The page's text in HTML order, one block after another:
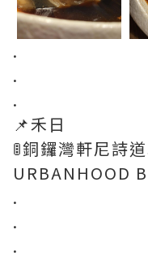
.
.
.
📌禾日
🚦銅鑼灣軒尼詩
URBANHOOD
.
.
.